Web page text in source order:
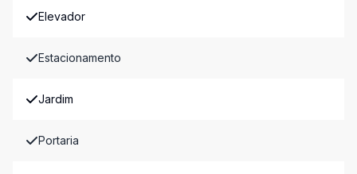
Elevador
Estacionamento
Jardim
Portaria